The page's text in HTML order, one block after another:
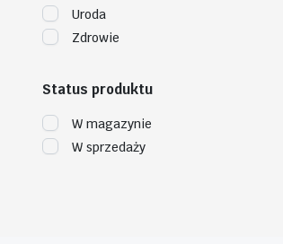
Uroda
Zdrowie
Status produktu
W magazynie
W sprzedaży